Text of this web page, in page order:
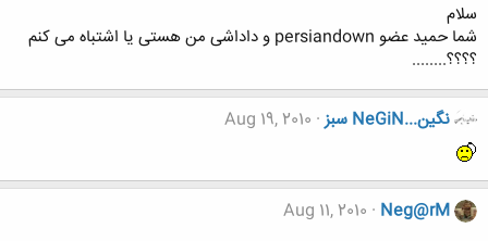
سلام
شما حمید عضو persiandown و داداشی من هستی یا اشتباه می کنم
؟؟؟؟........
نگين...NeGiN سبز Aug 19, 2010
Neg@rM
Aug 11, 2010